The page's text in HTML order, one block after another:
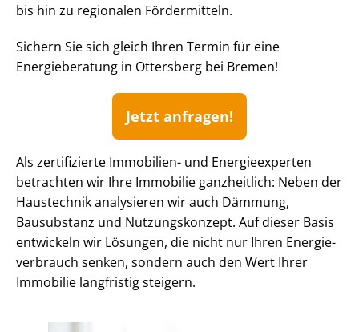
bis hin zu regionalen Fördermitteln.
Sichern Sie sich gleich Ihren Termin für eine
Energieberatung in Ottersberg bei Bremen!
Jetzt anfragen!
Als zertifizierte Immobilien- und Energieexperten
betrachten wir Ihre Immobilie ganzheitlich: Neben der
Haustechnik analysieren wir auch Dämmung,
Bausubstanz und Nutzungskonzept. Auf dieser Basis
entwickeln wir Lösungen, die nicht nur Ihren En­er­gie­
ver­brauch senken, sondern auch den Wert Ihrer
Immobilie langfristig steigern.